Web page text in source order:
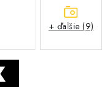
ZÁKAZNÍKOV
+ ďalšie (9)